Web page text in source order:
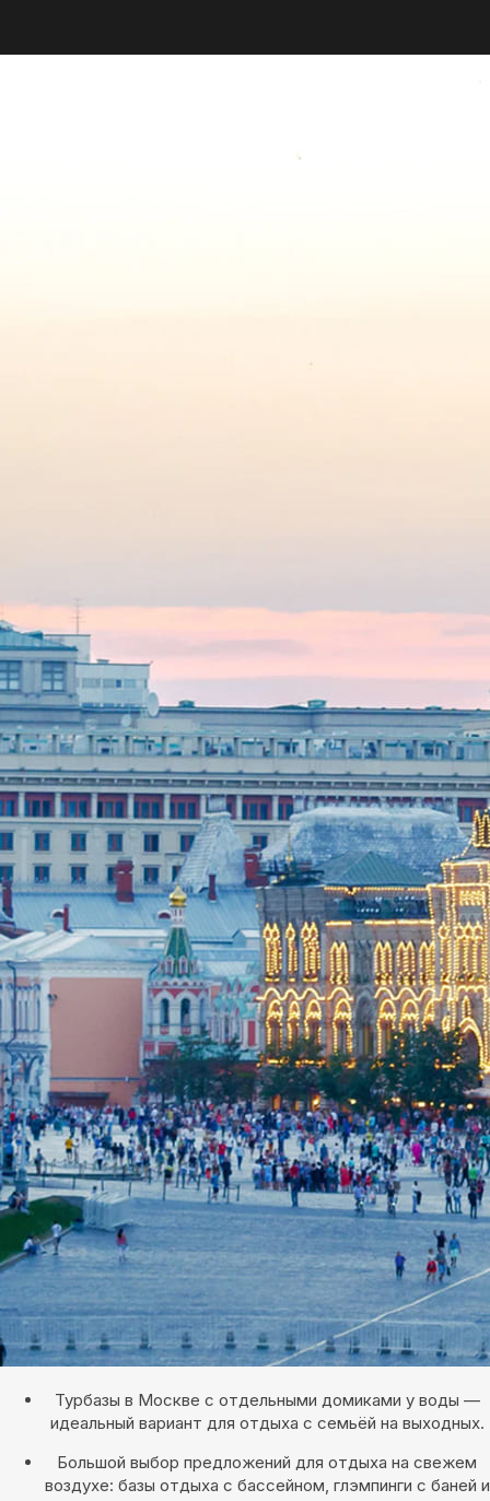
Турбазы в Москве с отдельными домиками у воды —
идеальный вариант для отдыха с семьёй на выходных.
Большой выбор предложений для отдыха на свежем
воздухе: базы отдыха с бассейном, глэмпинги с баней и